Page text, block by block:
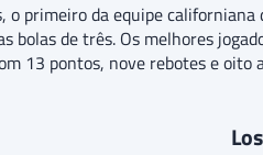
o primeiro da equipe
bolas de três. Os melhores
13 pontos, nove rebotes e